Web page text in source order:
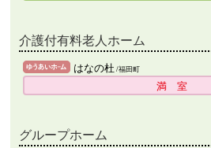
介護付有料老人ホーム
はなの杜 /福田町
満室
グループホーム